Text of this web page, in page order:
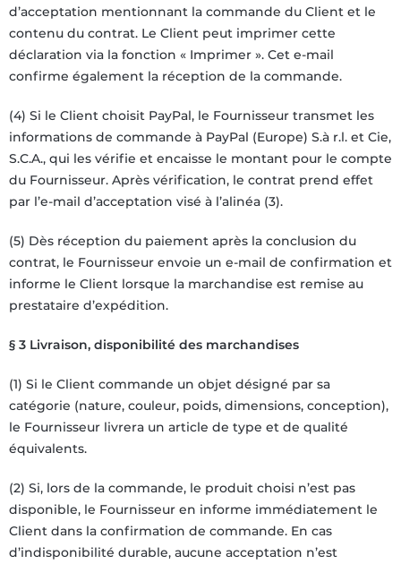
d’acceptation mentionnant la commande du Client et le
contenu du contrat. Le Client peut imprimer cette
déclaration via la fonction « Imprimer ». Cet e-mail
confirme également la réception de la commande.
(4) Si le Client choisit PayPal, le Fournisseur transmet les
informations de commande à PayPal (Europe) S.à r.l. et Cie,
S.C.A., qui les vérifie et encaisse le montant pour le compte
du Fournisseur. Après vérification, le contrat prend effet
par l’e-mail d’acceptation visé à l’alinéa (3).
(5) Dès réception du paiement après la conclusion du
contrat, le Fournisseur envoie un e-mail de confirmation et
informe le Client lorsque la marchandise est remise au
prestataire d’expédition.
§ 3 Livraison, disponibilité des marchandises
(1) Si le Client commande un objet désigné par sa
catégorie (nature, couleur, poids, dimensions, conception),
le Fournisseur livrera un article de type et de qualité
équivalents.
(2) Si, lors de la commande, le produit choisi n’est pas
disponible, le Fournisseur en informe immédiatement le
Client dans la confirmation de commande. En cas
d’indisponibilité durable, aucune acceptation n’est